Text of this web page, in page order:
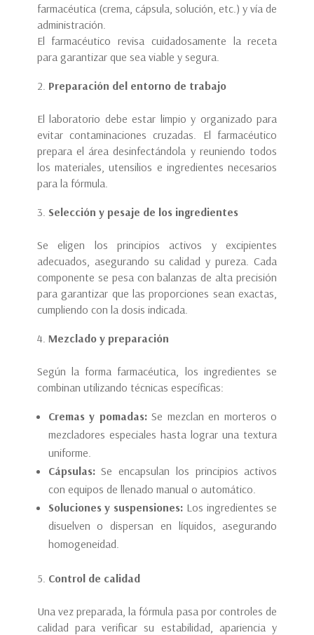
farmacéutica (crema, cápsula, solución, etc.) y vía de
administración.
El farmacéutico revisa cuidadosamente la receta
para garantizar que sea viable y segura.
Preparación del entorno de trabajo
El laboratorio debe estar limpio y organizado para
evitar contaminaciones cruzadas. El farmacéutico
prepara el área desinfectándola y reuniendo todos
los materiales, utensilios e ingredientes necesarios
para la fórmula.
Selección y pesaje de los ingredientes
Se eligen los principios activos y excipientes
adecuados, asegurando su calidad y pureza. Cada
componente se pesa con balanzas de alta precisión
para garantizar que las proporciones sean exactas,
cumpliendo con la dosis indicada.
Mezclado y preparación
Según la forma farmacéutica, los ingredientes se
combinan utilizando técnicas específicas:
Cremas y pomadas:Se mezclan en morteros o
mezcladores especiales hasta lograr una textura
uniforme.
Cápsulas:Se encapsulan los principios activos
con equipos de llenado manual o automático.
Soluciones y suspensiones: Los ingredientes se
disuelven o dispersan en líquidos, asegurando
homogeneidad.
Control de calidad
Una vez preparada, la fórmula pasa por controles de
calidad para verificar su estabilidad, apariencia y